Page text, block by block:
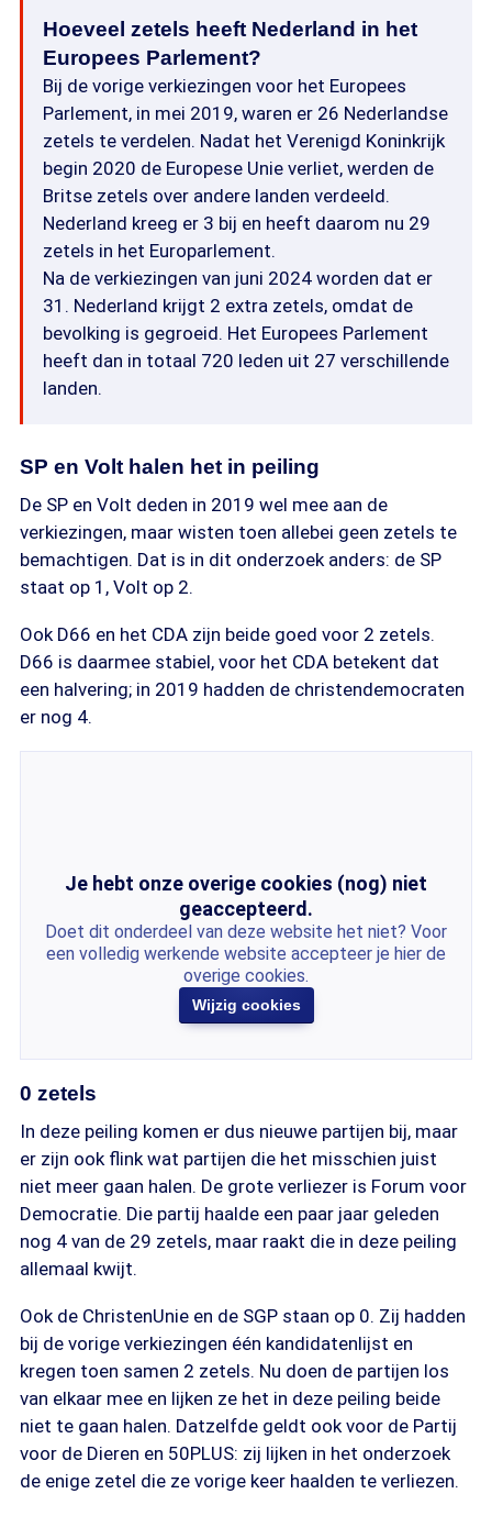
Hoeveel zetels heeft Nederland in het
Europees Parlement?
Bij de vorige verkiezingen voor het Europees
Parlement, in mei 2019, waren er 26 Nederlandse
zetels te verdelen. Nadat het Verenigd Koninkrijk
begin 2020 de Europese Unie verliet, werden de
Britse zetels over andere landen verdeeld.
Nederland kreeg er 3 bij en heeft daarom nu 29
zetels in het Europarlement.
Na de verkiezingen van juni 2024 worden dat er
31. Nederland krijgt 2 extra zetels, omdat de
bevolking is gegroeid. Het Europees Parlement
heeft dan in totaal 720 leden uit 27 verschillende
landen.
SP en Volt halen het in peiling
De SP en Volt deden in 2019 wel mee aan de
verkiezingen, maar wisten toen allebei geen zetels te
bemachtigen. Dat is in dit onderzoek anders: de SP
staat op 1, Volt op 2.
Ook D66 en het CDA zijn beide goed voor 2 zetels.
D66 is daarmee stabiel, voor het CDA betekent dat
een halvering; in 2019 hadden de christendemocraten
er nog 4.
Je hebt onze overige cookies (nog) niet
geaccepteerd.
Doet dit onderdeel van deze website het niet? Voor
een volledig werkende website accepteer je hier de
overige cookies.
Wijzig cookies
0 zetels
In deze peiling komen er dus nieuwe partijen bij, maar
er zijn ook flink wat partijen die het misschien juist
niet meer gaan halen. De grote verliezer is Forum voor
Democratie. Die partij haalde een paar jaar geleden
nog 4 van de 29 zetels, maar raakt die in deze peiling
allemaal kwijt.
Ook de ChristenUnie en de SGP staan op 0. Zij hadden
bij de vorige verkiezingen één kandidatenlijst en
kregen toen samen 2 zetels. Nu doen de partijen los
van elkaar mee en lijken ze het in deze peiling beide
niet te gaan halen. Datzelfde geldt ook voor de Partij
voor de Dieren en 50PLUS: zij lijken in het onderzoek
de enige zetel die ze vorige keer haalden te verliezen.